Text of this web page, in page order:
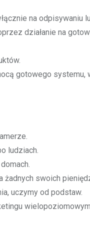
na
działanie na
gotowego systemu,
ludziach.
żadnych swoich
uczymy od podstaw.